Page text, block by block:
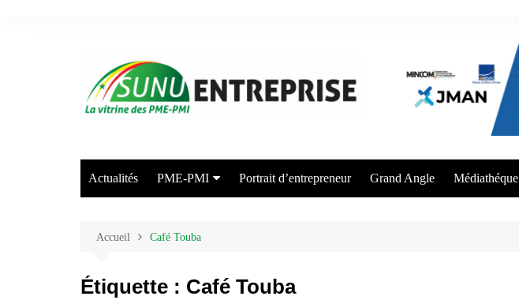
Actualités PME-PMI
Commerce
Agriculture/Elevage
Portrait d’entrepreneur Grand Angle Médiathéque
Accueil Café Touba
Étiquette : Café Touba